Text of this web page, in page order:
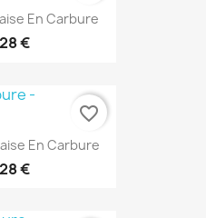
En Carbure
€
En Carbure
€
favorite_border